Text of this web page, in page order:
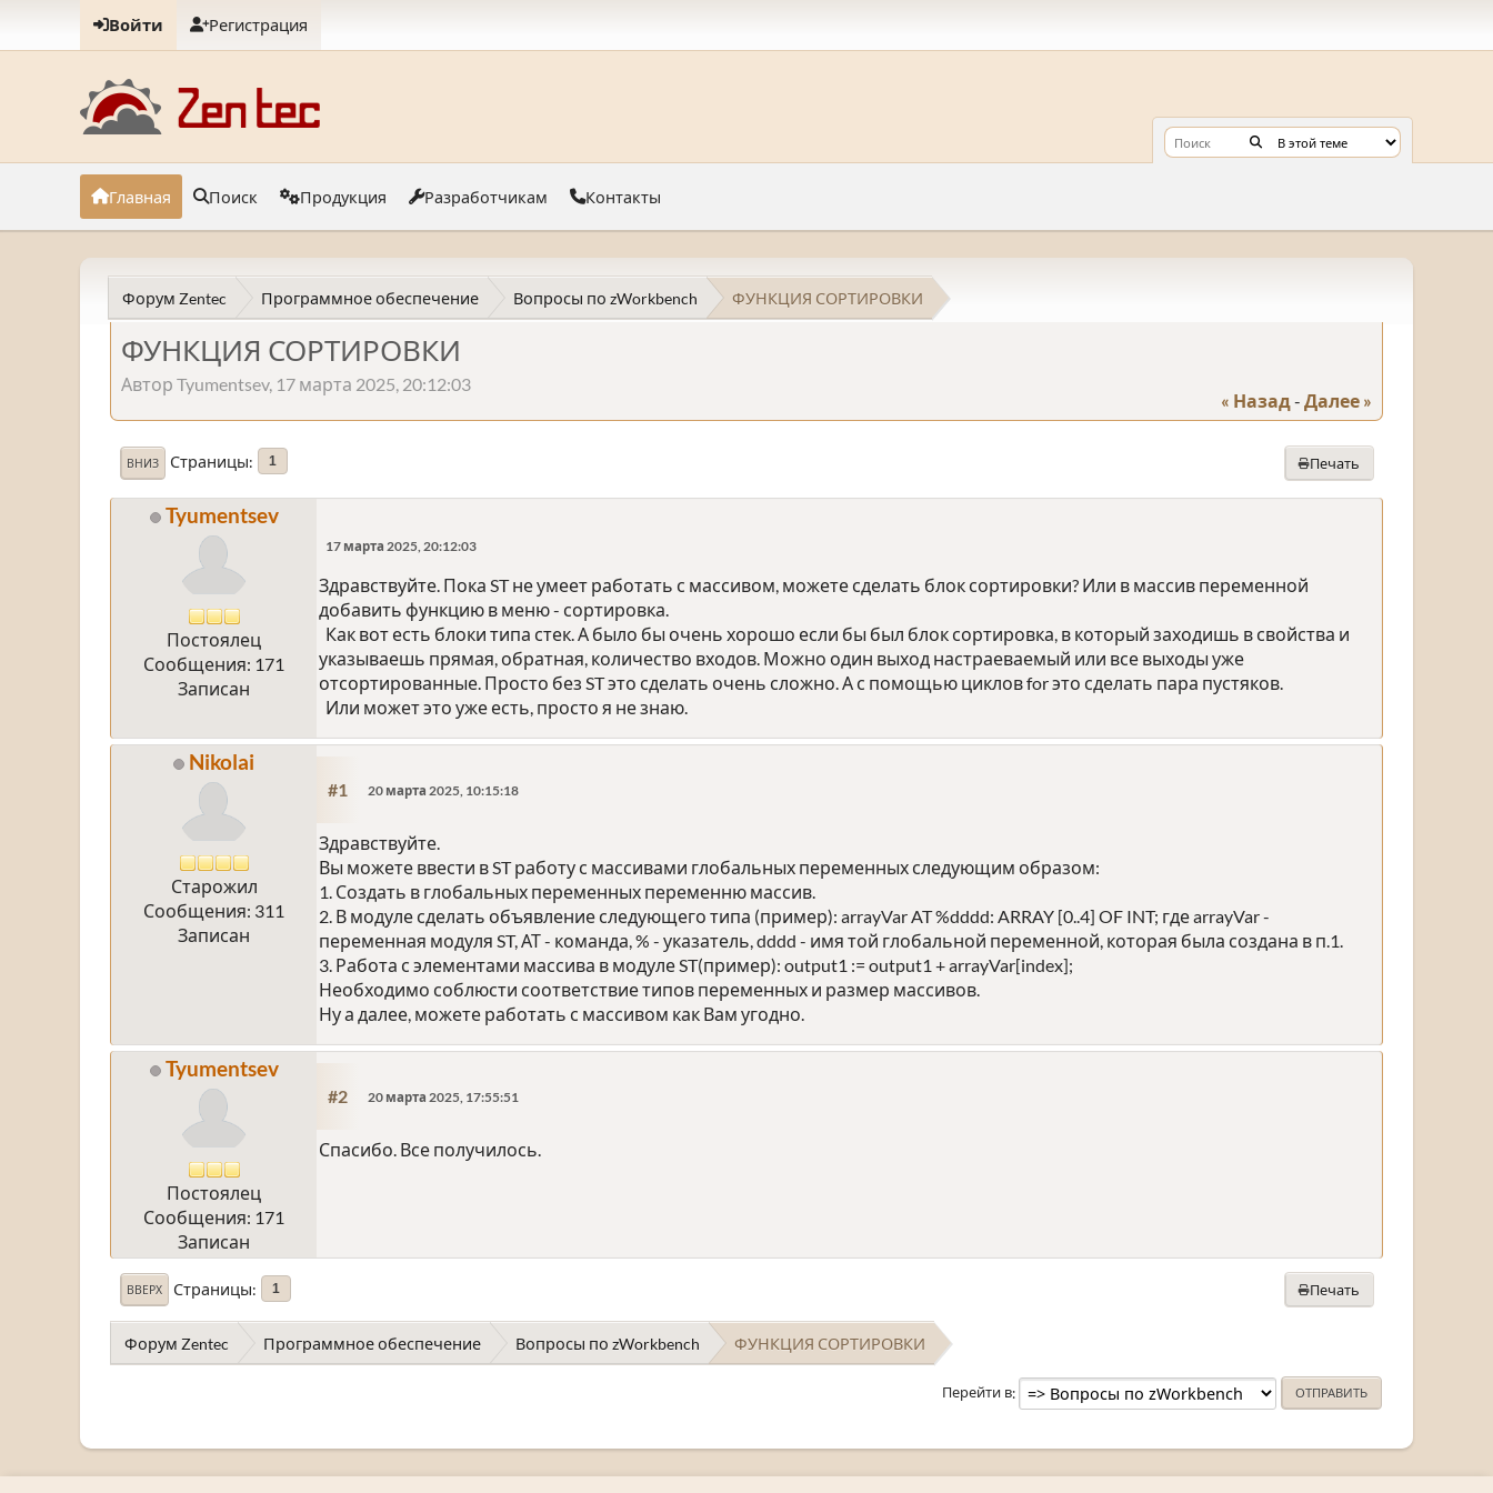
Войти Регистрация
Главная Поиск Продукция Разработчикам Контакты
Форум Zentec Программное обеспечение Вопросы по zWorkbench ФУНКЦИЯ СОРТИРОВКИ
ФУНКЦИЯ СОРТИРОВКИ
Автор Tyumentsev, 17 марта 2025, 20:12:03
« Назад - Далее »
Печать
ВНИЗ Страницы 1
Tyumentsev
Постоялец
Сообщения: 171
Записан
17 марта 2025, 20:12:03
Здравствуйте. Пока ST не умеет работать с массивом, можете сделать блок сортировки? Или в массив переменной
добавить функцию в меню - сортировка.
Как вот есть блоки типа стек. А было бы очень хорошо если бы был блок сортировка, в который заходишь в свойства и
указываешь прямая, обратная, количество входов. Можно один выход настраеваемый или все выходы уже
отсортированные. Просто без ST это сделать очень сложно. А с помощью циклов for это сделать пара пустяков.
Или может это уже есть, просто я не знаю.
Nikolai
Старожил
Сообщения: 311
Записан
#1 20 марта 2025, 10:15:18
Здравствуйте.
Вы можете ввести в ST работу с массивами глобальных переменных следующим образом:
1. Создать в глобальных переменных переменню массив.
2. В модуле сделать объявление следующего типа (пример): arrayVar AT %dddd: ARRAY [0..4] OF INT; где arrayVar -
переменная модуля ST, АТ - команда, % - указатель, dddd - имя той глобальной переменной, которая была создана в п.1.
3. Работа с элементами массива в модуле ST(пример): output1 := output1 + arrayVar[index];
Необходимо соблюсти соответствие типов переменных и размер массивов.
Ну а далее, можете работать с массивом как Вам угодно.
Tyumentsev
Постоялец
Сообщения: 171
Записан
#2 20 марта 2025, 17:55:51
Спасибо. Все получилось.
Печать
ВВЕРХ Страницы 1
Форум Zentec Программное обеспечение Вопросы по zWorkbench ФУНКЦИЯ СОРТИРОВКИ
Перейти в